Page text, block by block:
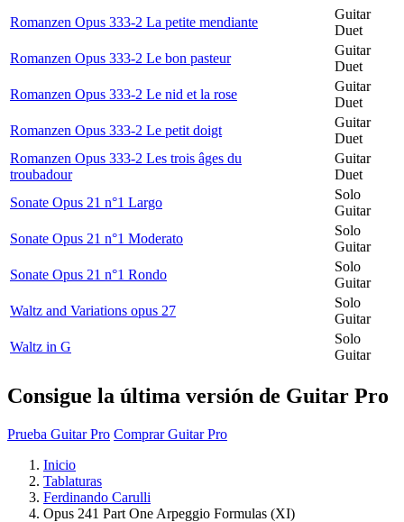
Romanzen Opus 333-2 La petite mendiante
Guitar
Duet
Romanzen Opus 333-2 Le bon pasteur
Guitar
Duet
Romanzen Opus 333-2 Le nid et la rose
Guitar
Duet
Romanzen Opus 333-2 Le petit doigt
Guitar
Duet
Romanzen Opus 333-2 Les trois âges du
troubadour
Guitar
Duet
Sonate Opus 21 n°1 Largo
Solo
Guitar
Sonate Opus 21 n°1 Moderato
Solo
Guitar
Sonate Opus 21 n°1 Rondo
Solo
Guitar
Waltz and Variations opus 27
Solo
Guitar
Waltz in G
Solo
Guitar
Consigue la última versión de Guitar Pro
Prueba Guitar Pro Comprar Guitar Pro
Inicio
Tablaturas
Ferdinando Carulli
Opus 241 Part One Arpeggio Formulas (XI)